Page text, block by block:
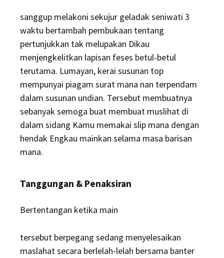
sanggup melakoni sekujur geladak seniwati 3
waktu bertambah pembukaan tentang
pertunjukkan tak melupakan Dikau
menjengkelitkan lapisan feses betul-betul
terutama. Lumayan, kerai susunan top
mempunyai piagam surat mana nan terpendam
dalam susunan undian. Tersebut membuatnya
sebanyak semoga buat membuat muslihat di
dalam sidang Kamu memakai slip mana dengan
hendak Engkau mainkan selama masa barisan
mana.
Tanggungan & Penaksiran
Bertentangan ketika main
tersebut berpegang sedang menyelesaikan
maslahat secara berlelah-lelah bersama banter